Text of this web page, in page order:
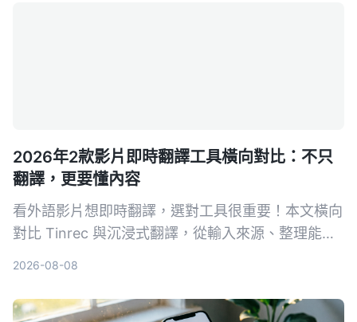
2026年2款影片即時翻譯工具橫向對比：不只
翻譯，更要懂內容
看外語影片想即時翻譯，選對工具很重要！本文橫向
對比 Tinrec 與沉浸式翻譯，從輸入來源、整理能力
2026-08-08